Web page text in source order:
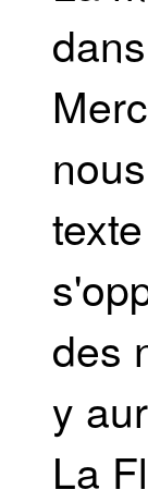
des
y
La